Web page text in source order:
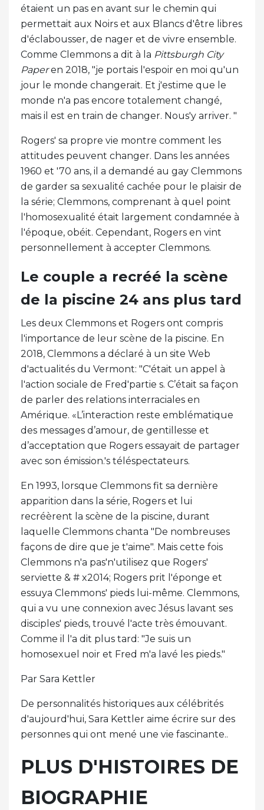
étaient un pas en avant sur le chemin qui
permettait aux Noirs et aux Blancs d'être libres
d'éclabousser, de nager et de vivre ensemble.
Comme Clemmons a dit à la Pittsburgh City
Paperen 2018, "je portais l'espoir en moi qu'un
jour le monde changerait. Et j'estime que le
monde n'a pas encore totalement changé,
mais il est en train de changer. Nous'y arriver. "
Rogers' sa propre vie montre comment les
attitudes peuvent changer. Dans les années
1960 et '70 ans, il a demandé au gay Clemmons
de garder sa sexualité cachée pour le plaisir de
la série; Clemmons, comprenant à quel point
l'homosexualité était largement condamnée à
l'époque, obéit. Cependant, Rogers en vint
personnellement à accepter Clemmons.
Le couple a recréé la scène
de la piscine 24 ans plus tard
Les deux Clemmons et Rogers ont compris
l'importance de leur scène de la piscine. En
2018, Clemmons a déclaré à un site Web
d'actualités du Vermont: "C'était un appel à
l'action sociale de Fred'partie s. C’était sa façon
de parler des relations interraciales en
Amérique. «L’interaction reste emblématique
des messages d’amour, de gentillesse et
d’acceptation que Rogers essayait de partager
avec son émission.'s téléspectateurs.
En 1993, lorsque Clemmons fit sa dernière
apparition dans la série, Rogers et lui
recréèrent la scène de la piscine, durant
laquelle Clemmons chanta "De nombreuses
façons de dire que je t'aime". Mais cette fois
Clemmons n'a pas'n'utilisez que Rogers'
serviette & # x2014; Rogers prit l'éponge et
essuya Clemmons' pieds lui-même. Clemmons,
qui a vu une connexion avec Jésus lavant ses
disciples' pieds, trouvé l'acte très émouvant.
Comme il l'a dit plus tard: "Je suis un
homosexuel noir et Fred m'a lavé les pieds."
Par Sara Kettler
De personnalités historiques aux célébrités
d'aujourd'hui, Sara Kettler aime écrire sur des
personnes qui ont mené une vie fascinante..
PLUS D'HISTOIRES DE
BIOGRAPHIE